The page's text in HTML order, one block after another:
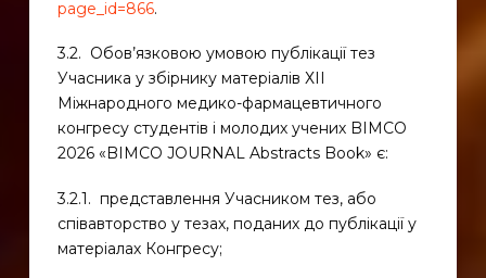
page_id=866.
3.2. Обов’язковою умовою публікації тез
Учасника у збірнику матеріалів ХІІ
Міжнародного медико-фармацевтичного
конгресу студентів і молодих учених BIMCO
2026 «BIMCO JOURNAL Abstracts Book» є:
3.2.1. представлення Учасником тез, або
співавторство у тезах, поданих до публікації у
матеріалах Конгресу;